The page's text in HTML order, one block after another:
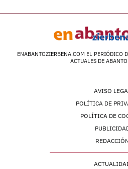
ENABANTOZIERBENA.COM EL PERIÓDICO
ACTUALES DE
AVISO
POLÍTICA DE
POLÍTICA DE